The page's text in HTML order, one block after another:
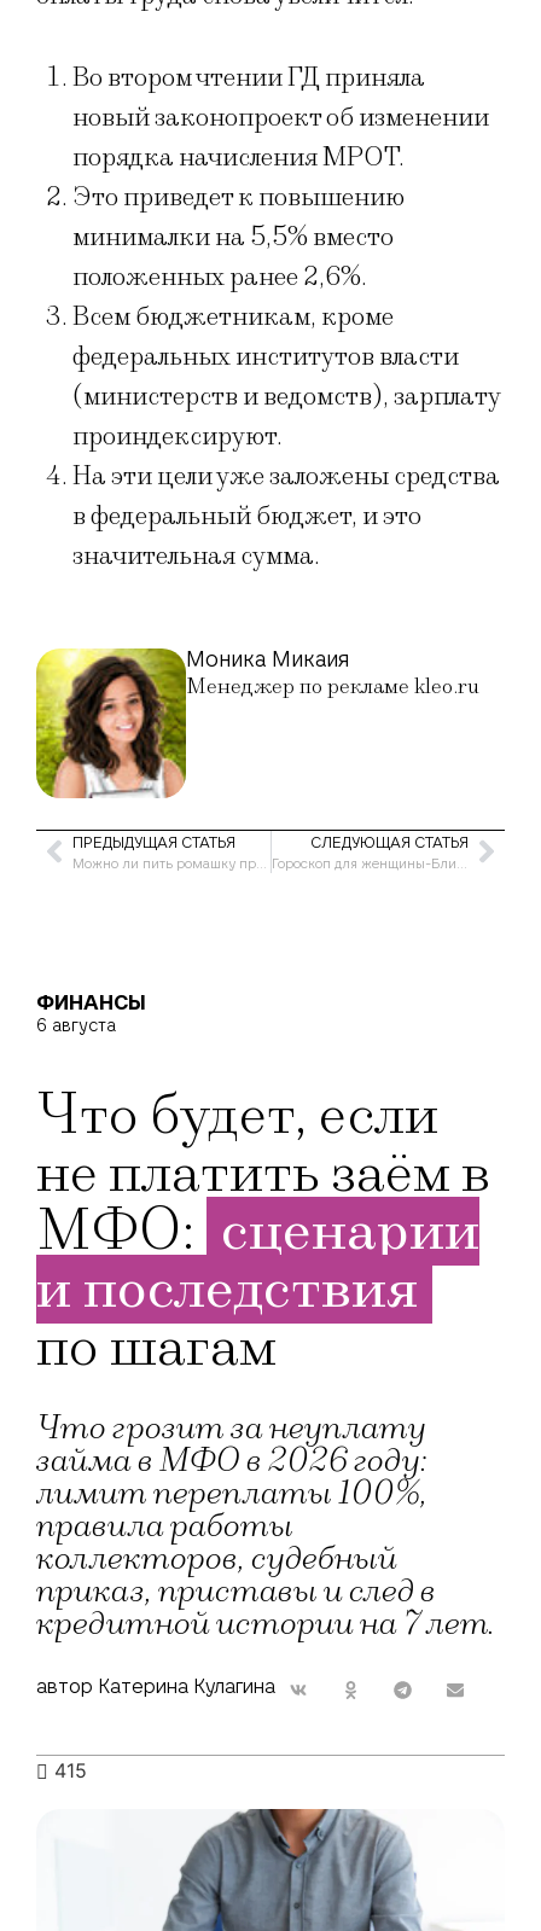
Во втором чтении ГД приняла
новый законопроект об изменении
порядка начисления МРОТ.
Это приведет к повышению
минималки на 5,5% вместо
положенных ранее 2,6%.
Всем бюджетникам, кроме
федеральных институтов власти
(министерств и ведомств), зарплату
проиндексируют.
На эти цели уже заложены средства
в федеральный бюджет, и это
значительная сумма.
Моника Микаия
Менеджер по рекламе kleo.ru
ПРЕДЫДУЩАЯ СТАТЬЯ СЛЕДУЮЩАЯ СТАТЬЯ
ФИНАНСЫ
6 августа
Что будет, если
не платить заём в
МФО: сценарии
и последствия
по шагам
Что грозит за неуплату
займа в МФО в 2026 году:
лимит переплаты 100%,
правила работы
коллекторов, судебный
приказ, приставы и след в
кредитной истории на 7 лет.
автор Катерина Кулагина
415